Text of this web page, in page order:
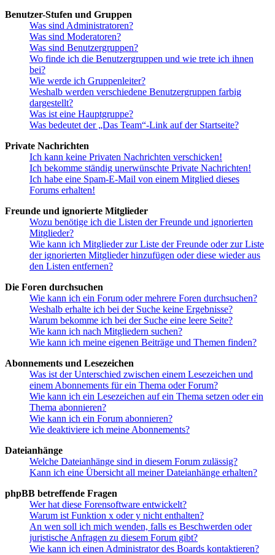
Benutzer-Stufen und Gruppen
Was sind Administratoren?
Was sind Moderatoren?
Was sind Benutzergruppen?
Wo finde ich die Benutzergruppen und wie trete ich ihnen
bei?
Wie werde ich Gruppenleiter?
Weshalb werden verschiedene Benutzergruppen farbig
dargestellt?
Was ist eine Hauptgruppe?
Was bedeutet der „Das Team“-Link auf der Startseite?
Private Nachrichten
Ich kann keine Privaten Nachrichten verschicken!
Ich bekomme ständig unerwünschte Private Nachrichten!
Ich habe eine Spam-E-Mail von einem Mitglied dieses
Forums erhalten!
Freunde und ignorierte Mitglieder
Wozu benötige ich die Listen der Freunde und ignorierten
Mitglieder?
Wie kann ich Mitglieder zur Liste der Freunde oder zur Liste
der ignorierten Mitglieder hinzufügen oder diese wieder aus
den Listen entfernen?
Die Foren durchsuchen
Wie kann ich ein Forum oder mehrere Foren durchsuchen?
Weshalb erhalte ich bei der Suche keine Ergebnisse?
Warum bekomme ich bei der Suche eine leere Seite?
Wie kann ich nach Mitgliedern suchen?
Wie kann ich meine eigenen Beiträge und Themen finden?
Abonnements und Lesezeichen
Was ist der Unterschied zwischen einem Lesezeichen und
einem Abonnements für ein Thema oder Forum?
Wie kann ich ein Lesezeichen auf ein Thema setzen oder ein
Thema abonnieren?
Wie kann ich ein Forum abonnieren?
Wie deaktiviere ich meine Abonnements?
Dateianhänge
Welche Dateianhänge sind in diesem Forum zulässig?
Kann ich eine Übersicht all meiner Dateianhänge erhalten?
phpBB betreffende Fragen
Wer hat diese Forensoftware entwickelt?
Warum ist Funktion x oder y nicht enthalten?
An wen soll ich mich wenden, falls es Beschwerden oder
juristische Anfragen zu diesem Forum gibt?
Wie kann ich einen Administrator des Boards kontaktieren?